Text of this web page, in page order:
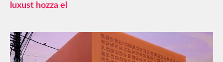
luxust hozza el